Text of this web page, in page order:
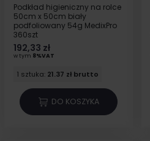
Podkład higieniczny na rolce
50cm x 50cm biały
podfoliowany 54g MedixPro
360szt
192,33 zł
w tym 8%VAT
1 sztuka: 21.37 zł brutto
DO KOSZYKA